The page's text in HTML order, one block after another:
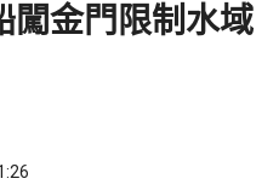
闖金門限制水